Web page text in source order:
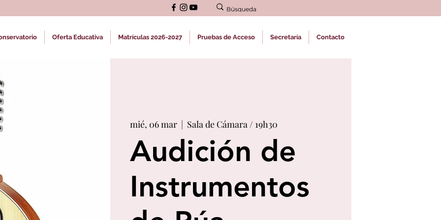
Oferta Educativa Matrículas 2026-2027 Pruebas de Acceso Secretaría Contacto
mié, 06 mar
  |
Sala de Cámara / 19h30
Audición de
Instrumentos